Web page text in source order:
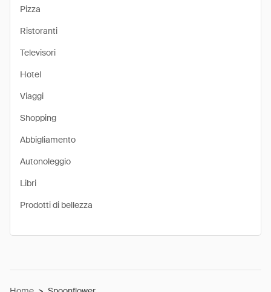
Pizza
Ristoranti
Televisori
Hotel
Viaggi
Shopping
Abbigliamento
Autonoleggio
Libri
Prodotti di bellezza